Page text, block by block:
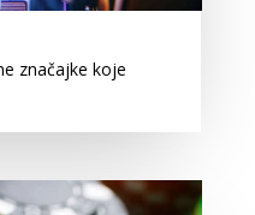
značajke koje